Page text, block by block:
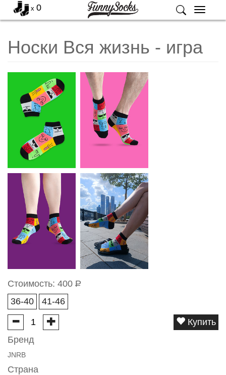
Меню
x 0
Носки Вся жизнь - игра
Стоимость: 400 Р
36-40
41-46
Купить
Бренд
JNRB
Страна